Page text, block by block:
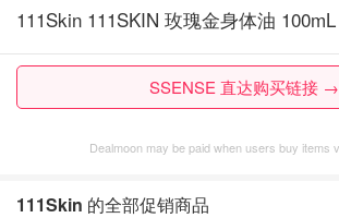
111Skin 111SKIN 玫瑰金身体油 100mL
SSENSE 直达购买链接 →
Dealmoon may be paid when users buy items
111Skin 的全部促销商品